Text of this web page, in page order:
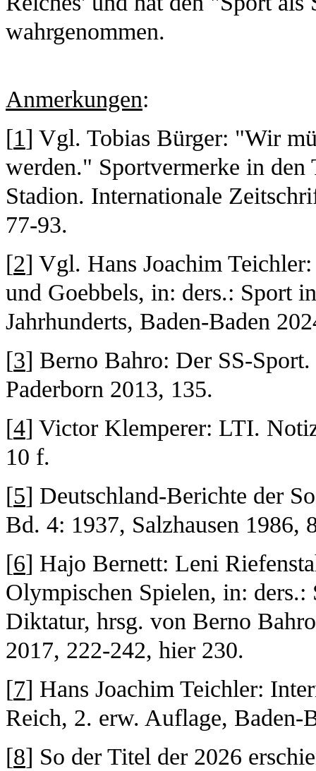
wahrgenommen.
Anmerkungen:
[1] Vgl. Tobias Bürger: "Wir
werden." Sportvermerke in den
Stadion. Internationale
77-93.
[2] Vgl. Hans Joachim
und Goebbels, in: ders.: Sport
Jahrhunderts, Baden-Baden
[3] Berno Bahro: Der SS-
Paderborn 2013, 135.
[4] Victor Klemperer: LTI.
10 f.
[5] Deutschland-Berichte der
Bd. 4: 1937, Salzhausen 1986,
[6] Hajo Bernett: Leni
Olympischen Spielen, in:
Diktatur, hrsg. von Berno
2017, 222-242, hier 230.
[7] Hans Joachim Teichler:
Reich, 2. erw. Auflage, Baden-
[8] So der Titel der 2026